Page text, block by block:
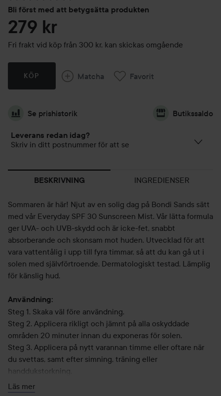
Bli först med att betygsätta produkten
279 kr
Fri frakt vid köp från 300 kr, kan skickas omgående
KÖP Matcha Favorit
Se prishistorik Butikssaldo
Leverans redan idag?
Skriv in ditt postnummer för att se
BESKRIVNING INGREDIENSER
Sommaren är här! Njut av en solig dag på Bondi Sands sätt
med vår Everyday SPF 30 Sunscreen Mist. Vår lätta formula
ger UVA- och UVB-skydd och är icke-fet, snabbt
absorberande och skonsam mot huden. Utvecklad för att
vara vattentålig i upp till fyra timmar, så att du kan gå ut i
solen med självförtroende. Dermatologiskt testad. Lämplig
för känslig hud.
Användning:
Steg 1. Skaka väl före användning.
Steg 2. Applicera rikligt och jämnt på alla oskyddade
områden 20 minuter innan du exponeras för solen.
Steg 3. Applicera på nytt varannan timme eller oftare när
du svettas, samt efter simning, träning eller
handdukstorkning.
160 g
Läs mer